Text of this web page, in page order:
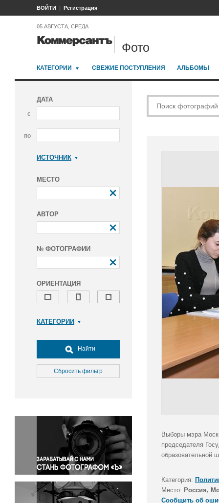
ВОЙТИ Регистрация
05 АВГУСТА, СРЕДА
Фото
КАТЕГОРИИ СВЕЖИЕ ПОСТУПЛЕНИЯ АЛЬБОМЫ
ДАТА
с
по
ИСТОЧНИК
МЕСТО
АВТОР
№ ФОТОГРАФИИ
ОРИЕНТАЦИЯ
КАТЕГОРИИ
Досуг, туризм и отдых
Культура
Медицина
Окружающая среда
Политика
Правосудие
Происшествия и конфликты
Религия
Светская жизнь
Спорт
Найти
Сбросить фильтр
Выборы мэра
председателя
образовательной
Категория:
Место: Россия,
Сообщить об